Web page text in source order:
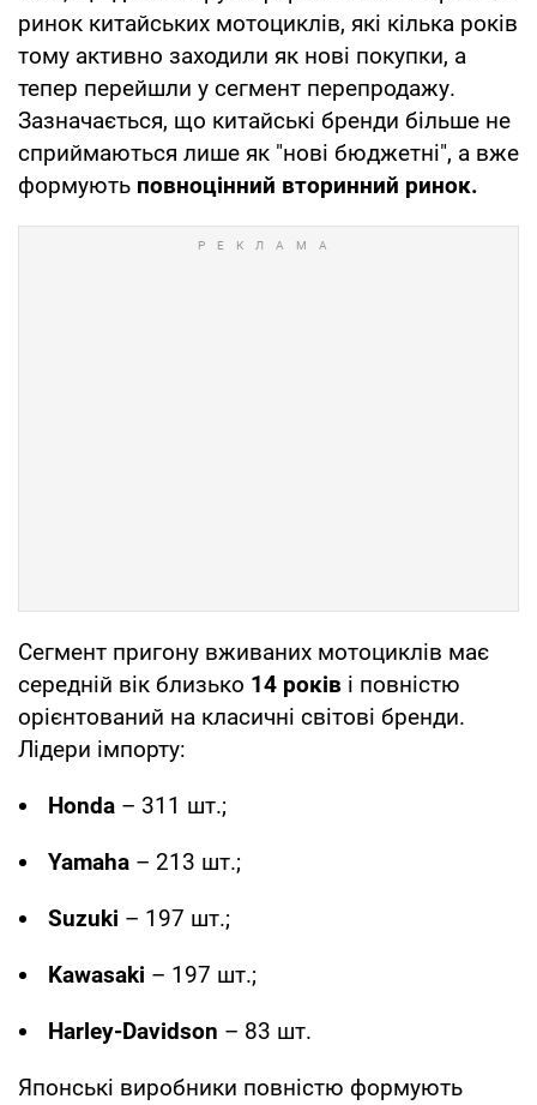
ринок китайських мотоциклів, які кілька років
тому активно заходили як нові покупки, а
тепер перейшли у сегмент перепродажу.
Зазначається, що китайські бренди більше не
сприймаються лише як "нові бюджетні", а вже
формують повноцінний вторинний ринок.
Сегмент пригону вживаних мотоциклів має
середній вік близько 14 років і повністю
орієнтований на класичні світові бренди.
Лідери імпорту:
Honda – 311 шт.;
Yamaha – 213 шт.;
Suzuki – 197 шт.;
Kawasaki – 197 шт.;
Harley-Davidson – 83 шт.
Японські виробники повністю формують